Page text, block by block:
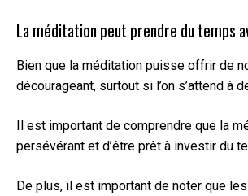
La méditation peut prendre du temps
Bien que la méditation puisse offrir de
décourageant, surtout si l’on s’attend à
Il est important de comprendre que la
persévérant et d’être prêt à investir du
De plus, il est important de noter que